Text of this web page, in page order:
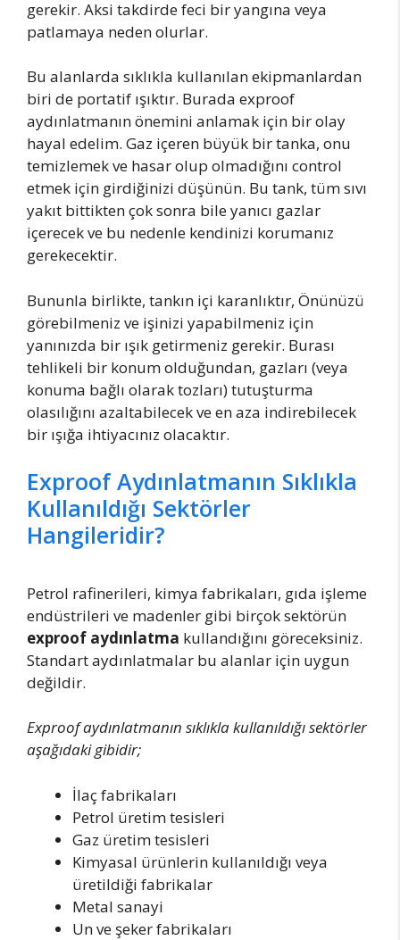
gerekir. Aksi takdirde feci bir yangına veya
patlamaya neden olurlar.
Bu alanlarda sıklıkla kullanılan ekipmanlardan
biri de portatif ışıktır. Burada exproof
aydınlatmanın önemini anlamak için bir olay
hayal edelim. Gaz içeren büyük bir tanka, onu
temizlemek ve hasar olup olmadığını control
etmek için girdiğinizi düşünün. Bu tank, tüm sıvı
yakıt bittikten çok sonra bile yanıcı gazlar
içerecek ve bu nedenle kendinizi korumanız
gerekecektir.
Bununla birlikte, tankın içi karanlıktır, Önünüzü
görebilmeniz ve işinizi yapabilmeniz için
yanınızda bir ışık getirmeniz gerekir. Burası
tehlikeli bir konum olduğundan, gazları (veya
konuma bağlı olarak tozları) tutuşturma
olasılığını azaltabilecek ve en aza indirebilecek
bir ışığa ihtiyacınız olacaktır.
Exproof Aydınlatmanın Sıklıkla
Kullanıldığı Sektörler
Hangileridir?
Petrol rafinerileri, kimya fabrikaları, gıda işleme
endüstrileri ve madenler gibi birçok sektörün
exproof aydınlatma kullandığını göreceksiniz.
Standart aydınlatmalar bu alanlar için uygun
değildir.
Exproof aydınlatmanın sıklıkla kullanıldığı sektörler
aşağıdaki gibidir;
İlaç fabrikaları
Petrol üretim tesisleri
Gaz üretim tesisleri
Kimyasal ürünlerin kullanıldığı veya
üretildiği fabrikalar
Metal sanayi
Un ve şeker fabrikaları